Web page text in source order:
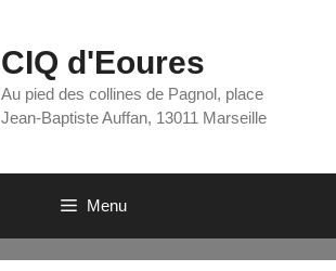
CIQ d'Eoures
Au pied des collines de Pagnol, place
Jean-Baptiste Auffan, 13011 Marseille
Menu